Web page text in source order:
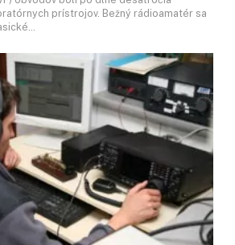
prístrojov. Bežný rádioamatér sa